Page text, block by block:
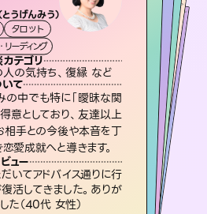
とうげんみう）
タロット
リーディング
テゴリ
の気持ち、復縁 など
て
中でも特に「曖昧な関
意としており、友達以上
手との今後や本音を丁
愛成就へと導きます。
ュー
いてアドバイス通りに行
活してきました。ありが
た（40代 女性）
スト理恵
ーラ タロット
アル・リーディング
相談カテゴリ
二人の未来、年の差 など
について
、復縁、成就などの報告実績
ピストとして2万超の施術経
らこそできる鑑定で、より良
ポートします。
レビュー
まる鑑定でした。しかもこち
っていないのに視えていらっ
なと驚きです（30代女性）
来視師＊花
視・オーラ
ピリチュアル・リーディング
意な相談カテゴリ
い、片想い、復縁 など
い師について
には何パターンもの選択肢があり
。不安で視えにくくなっているあな
素敵な未来を見つけ、その未来を
きるようアドバイスします。
ザーレビュー
人の性質や人間関係、本心など
よく視えていてびっくり。対策が
前向きになれます（40代）
彗望（すいぼう
霊視・オーラ
スピリチュアル・リーディング
得意な相談カテゴリ
片想い、あの人の気持ち、復縁 など
占い師について
3,700年以上の歴史を持つ東洋最古の占術「易占」で詳細まで占い、幸せへ向かう道筋を示します。厳しい結果にも具体的な対策をお伝えします。
ユーザーレビュー
雑な背景もしっかり聞いて鑑定して
ただけました。気持ちが楽になりまし
（50代 女性）
おう 霊感オラクル
霊視・オーラ
オラクルカード
得意な相談カテゴリ
恋愛総合、あの人の気持ち など
占い師について
霊視×オラクルカードを使って「今」と
「未来」そして「気になるあの人の気持
ち」まで丁寧に読み解き、恋や人生のヒ
ントを優しく引き出します。
ユーザーレビュー
不安な気持ちが嘘みたいに晴れまし
た…！よく視えていらっしゃるんだなと
感じました（40代 女性）
アイリス -iris-
西洋占星術 タロット
ルーン
得意な相談カテゴリ
恋愛総合、片想い、二人の未来 など
占い師について
復縁、恋愛、不倫の行方、同性愛や片
思い、仕事関係や借金問題まで知りた
いことや心の負担になっていることを
紐解き、背中をそっと押して導きます。
ユーザーレビュー
安心感のあり、言い切ってくれる所や濁
さない鑑定のおかげで、毎回自分の気
持ちを整えられます（30代 男性）